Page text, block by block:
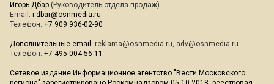
Игорь Дбар (Руководитель отдела продаж)
Email: i.dbar@osnmedia.ru
Телефон: +7 909 936-02-90
Дополнительные email: reklama@osnmedia.ru, adv@osnmedia.ru
Телефон: +7 495 004-56-11
Сетевое издание Информационное агентство "Вести Московского